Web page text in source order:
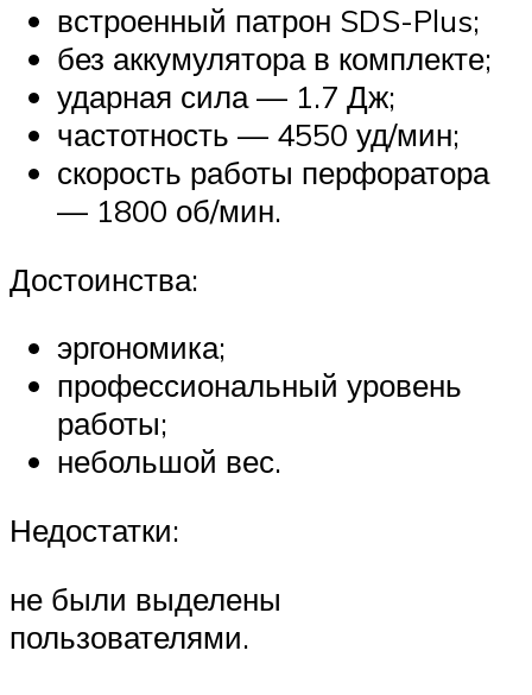
встроенный патрон SDS-Plus;
без аккумулятора в комплекте;
ударная сила — 1.7 Дж;
частотность — 4550 уд/мин;
скорость работы перфоратора
— 1800 об/мин.
Достоинства:
эргономика;
профессиональный уровень
работы;
небольшой вес.
Недостатки:
не были выделены
пользователями.